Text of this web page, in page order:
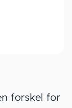
forskel for